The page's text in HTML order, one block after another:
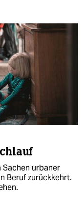
Sachen urbaner
Beruf zurückkehrt.